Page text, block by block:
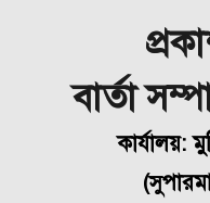
বার্তা
কার্যালয়:
(